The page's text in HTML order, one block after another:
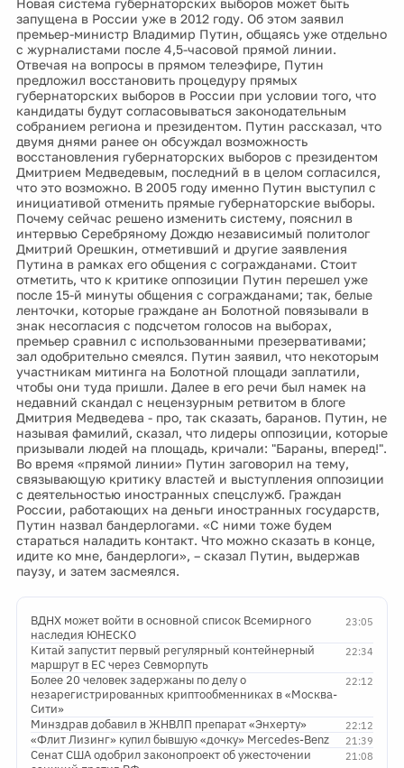
Новая система губернаторских выборов может быть
запущена в России уже в 2012 году. Об этом заявил
премьер-министр Владимир Путин, общаясь уже отдельно
с журналистами после 4,5-часовой прямой линии.
Отвечая на вопросы в прямом телеэфире, Путин
предложил восстановить процедуру прямых
губернаторских выборов в России при условии того, что
кандидаты будут согласовываться законодательным
собранием региона и президентом. Путин рассказал, что
двумя днями ранее он обсуждал возможность
восстановления губернаторских выборов с президентом
Дмитрием Медведевым, последний в в целом согласился,
что это возможно. В 2005 году именно Путин выступил с
инициативой отменить прямые губернаторские выборы.
Почему сейчас решено изменить систему, пояснил в
интервью Серебряному Дождю независимый политолог
Дмитрий Орешкин, отметивший и другие заявления
Путина в рамках его общения с согражданами. Стоит
отметить, что к критике оппозиции Путин перешел уже
после 15-й минуты общения с согражданами; так, белые
ленточки, которые граждане ан Болотной повязывали в
знак несогласия с подсчетом голосов на выборах,
премьер сравнил с использованными презервативами;
зал одобрительно смеялся. Путин заявил, что некоторым
участникам митинга на Болотной площади заплатили,
чтобы они туда пришли. Далее в его речи был намек на
недавний скандал с нецензурным ретвитом в блоге
Дмитрия Медведева - про, так сказать, баранов. Путин, не
называя фамилий, сказал, что лидеры оппозиции, которые
призывали людей на площадь, кричали: "Бараны, вперед!".
Во время «прямой линии» Путин заговорил на тему,
связывающую критику властей и выступления оппозиции
с деятельностью иностранных спецслужб. Граждан
России, работающих на деньги иностранных государств,
Путин назвал бандерлогами. «С ними тоже будем
стараться наладить контакт. Что можно сказать в конце,
идите ко мне, бандерлоги», – сказал Путин, выдержав
паузу, и затем засмеялся.
23:05
ВДНХ может войти в основной список Всемирного
наследия ЮНЕСКО
22:34
Китай запустит первый регулярный контейнерный
маршрут в ЕС через Севморпуть
22:12
Более 20 человек задержаны по делу о
незарегистрированных криптообменниках в «Москва-
Сити»
22:12
Минздрав добавил в ЖНВЛП препарат «Энхерту»
21:39
«Флит Лизинг» купил бывшую «дочку» Mercedes-Benz
21:08
Сенат США одобрил законопроект об ужесточении